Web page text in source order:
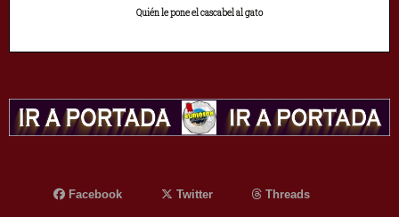
Quién le pone el cascabel al gato
Facebook Twitter Threads